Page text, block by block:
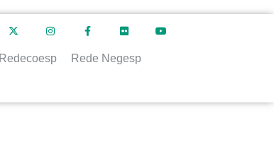
Redecoesp Rede Negesp